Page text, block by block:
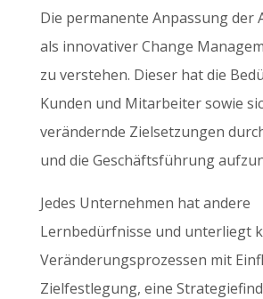
Die permanente Anpassung der
als innovativer Change
zu verstehen. Dieser hat die
Kunden und Mitarbeiter sowie
verändernde Zielsetzungen
und die Geschäftsführung
Jedes Unternehmen hat andere
Lernbedürfnisse und unterliegt
Veränderungsprozessen mit
Zielfestlegung, eine